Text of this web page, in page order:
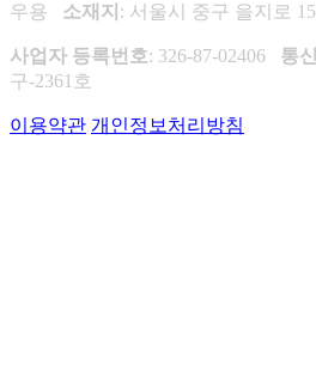
우용 소재지 : 서울시 중구 을지로
사업자 등록번호: 326-87-02406 통
구-2361호
이용약관 개인정보처리방침